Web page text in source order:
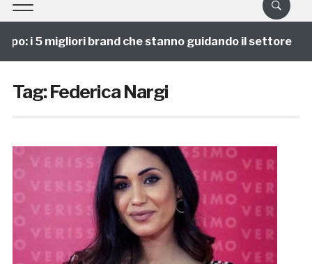
i 5 migliori brand che stanno guidando il settore
Tag:Federica Nargi